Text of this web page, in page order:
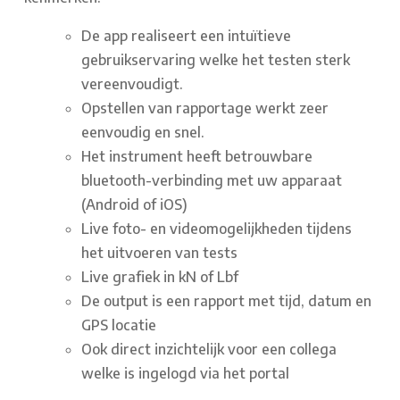
De app realiseert een intuïtieve
gebruikservaring welke het testen sterk
vereenvoudigt.
Opstellen van rapportage werkt zeer
eenvoudig en snel.
Het instrument heeft betrouwbare
bluetooth-verbinding met uw apparaat
(Android of iOS)
Live foto- en videomogelijkheden tijdens
het uitvoeren van tests
Live grafiek in kN of Lbf
De output is een rapport met tijd, datum en
GPS locatie
Ook direct inzichtelijk voor een collega
welke is ingelogd via het portal